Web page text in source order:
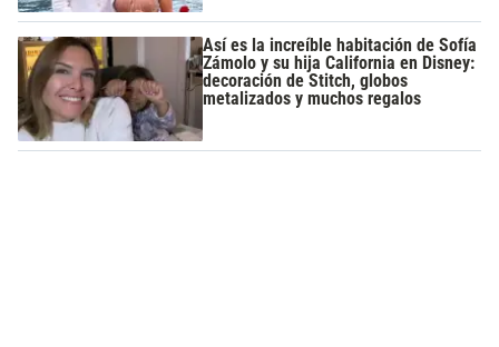
Así es la increíble habitación de Sofía
Zámolo y su hija California en Disney:
decoración de Stitch, globos
metalizados y muchos regalos